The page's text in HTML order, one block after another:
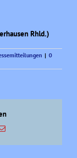
Rhld.)
| 0
E-